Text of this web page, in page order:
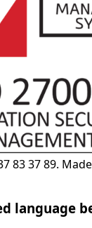
83 37 89.
language